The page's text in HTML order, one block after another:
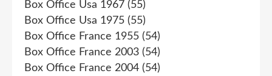
Box Office Usa 1967 (55)
Box Office Usa 1975 (55)
Box Office France 1955 (54)
Box Office France 2003 (54)
Box Office France 2004 (54)